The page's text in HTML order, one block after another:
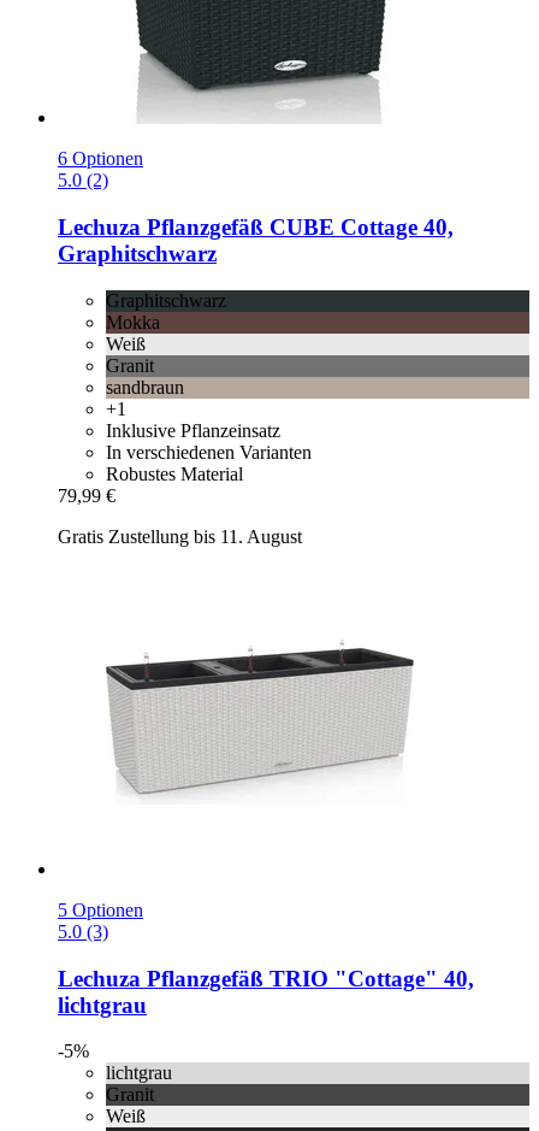
6 Optionen
5.0 (2)
Lechuza Pflanzgefäß CUBE Cottage 40,
Graphitschwarz
Graphitschwarz
Mokka
Weiß
Granit
sandbraun
+1
Inklusive Pflanzeinsatz
In verschiedenen Varianten
Robustes Material
79,99 €
Gratis Zustellung bis 11. August
5 Optionen
5.0 (3)
Lechuza Pflanzgefäß TRIO "Cottage" 40,
lichtgrau
-5%
lichtgrau
Granit
Weiß